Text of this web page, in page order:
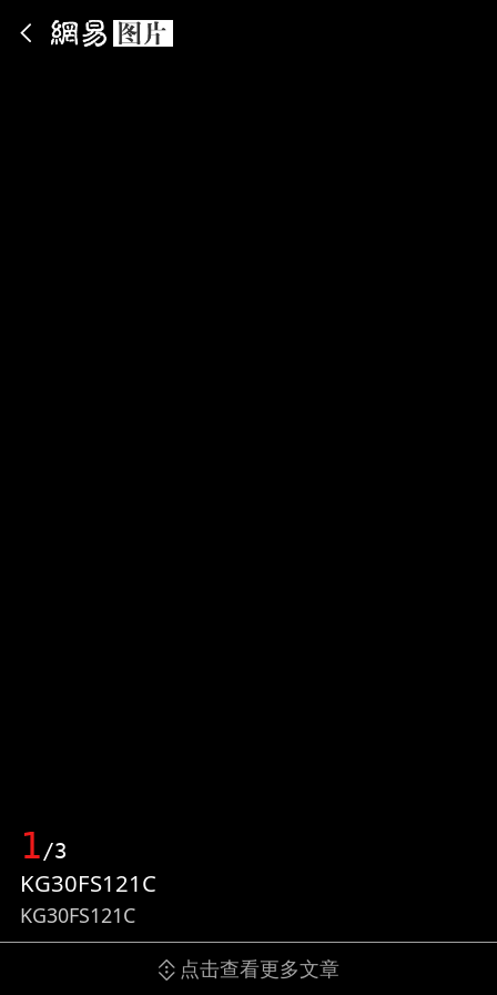
1/3
KG30FS121C
KG30FS121C
点击查看更多文章